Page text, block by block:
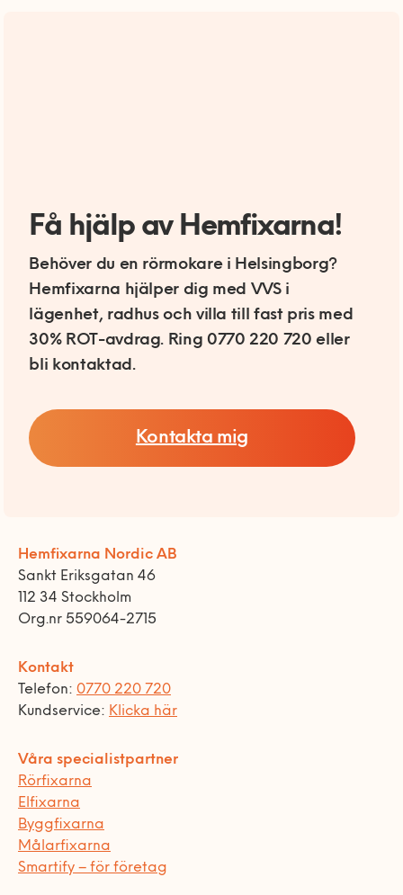
Få hjälp av Hemfixarna!
Behöver du en rörmokare i Helsingborg?
Hemfixarna hjälper dig med VVS i
lägenhet, radhus och villa till fast pris med
30% ROT-avdrag. Ring 0770 220 720 eller
bli kontaktad.
Kontakta mig
Hemfixarna Nordic AB
Sankt Eriksgatan 46
112 34 Stockholm
Org.nr 559064-2715
Kontakt
Telefon: 0770 220 720
Kundservice: Klicka här
Våra specialistpartner
Rörfixarna
Elfixarna
Byggfixarna
Målarfixarna
Smartify – för företag